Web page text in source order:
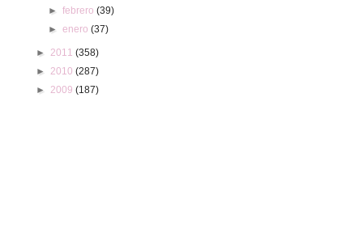
► febrero (39)
► enero (37)
►2011(358)
►2010(287)
►2009(187)